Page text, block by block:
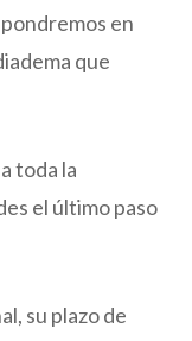
en
que
toda la
el último paso
su plazo de